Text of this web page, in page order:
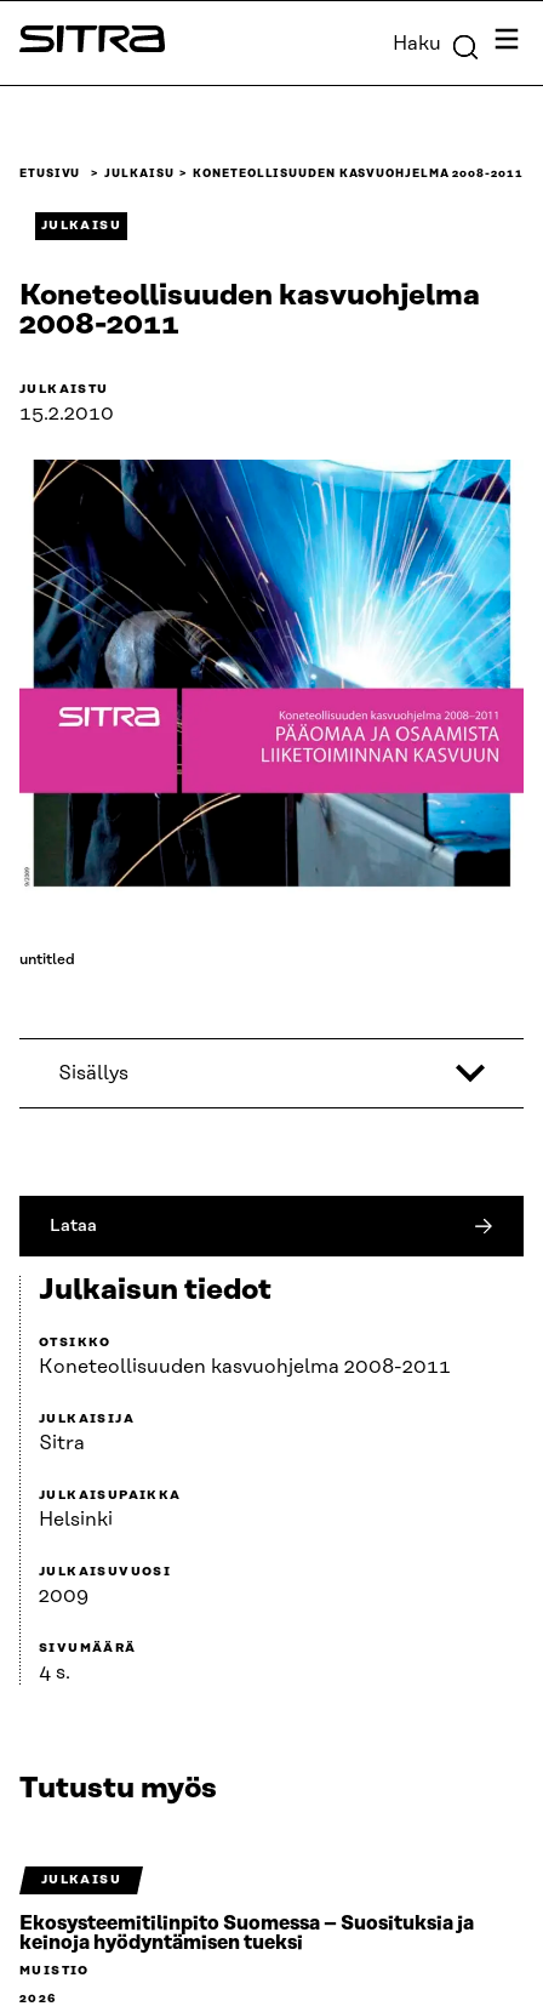
Siirry
suoraan
Sitra Haku
ETUSIVU JULKAISU KONETEOLLISUUDEN KASVUOHJELMA 2008-2011
JULKAISU
Koneteollisuuden kasvuohjelma
2008-2011
JULKAISTU
15.2.2010
untitled
Sisällys
Lataa
Julkaisun tiedot
OTSIKKO
Koneteollisuuden kasvuohjelma 2008-2011
JULKAISIJA
Sitra
JULKAISUPAIKKA
Helsinki
JULKAISUVUOSI
2009
SIVUMÄÄRÄ
4 s.
Tutustu myös
JULKAISU
Ekosysteemitilinpito Suomessa – Suosituksia ja
keinoja hyödyntämisen tueksi
MUISTIO
2026